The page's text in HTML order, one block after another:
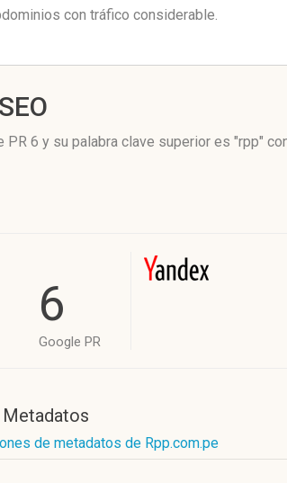
con tráfico considerable.
PR 6 y su palabra clave superior es "rpp"
6
Google PR
de metadatos de Rpp.com.pe